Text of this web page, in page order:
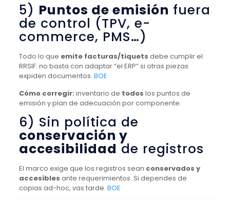
5) Puntos de emisión fuera
de control (TPV, e-
commerce, PMS…)
Todo lo que emite facturas/tiquets debe cumplir el
RRSIF: no basta con adaptar “el ERP” si otras piezas
expiden documentos. BOE
Cómo corregir: inventario de todos los puntos de
emisión y plan de adecuación por componente.
6) Sin política de
conservación y
accesibilidad de registros
El marco exige que los registros sean conservados y
accesibles ante requerimientos. Si dependes de
copias ad-hoc, vas tarde. BOE